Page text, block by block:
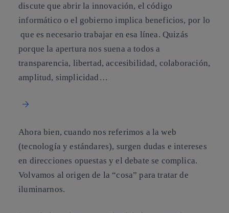
discute que abrir la innovación, el código
informático o el gobierno implica beneficios, por lo
que es necesario trabajar en esa línea. Quizás
porque la apertura nos suena a todos a
transparencia, libertad, accesibilidad, colaboración,
amplitud, simplicidad …
Ahora bien, cuando nos referimos a laweb
(tecnología y estándares), surgen dudas e intereses
en direcciones opuestas y el debate se complica.
Volvamos al origen de la “cosa” para tratar de
iluminarnos.